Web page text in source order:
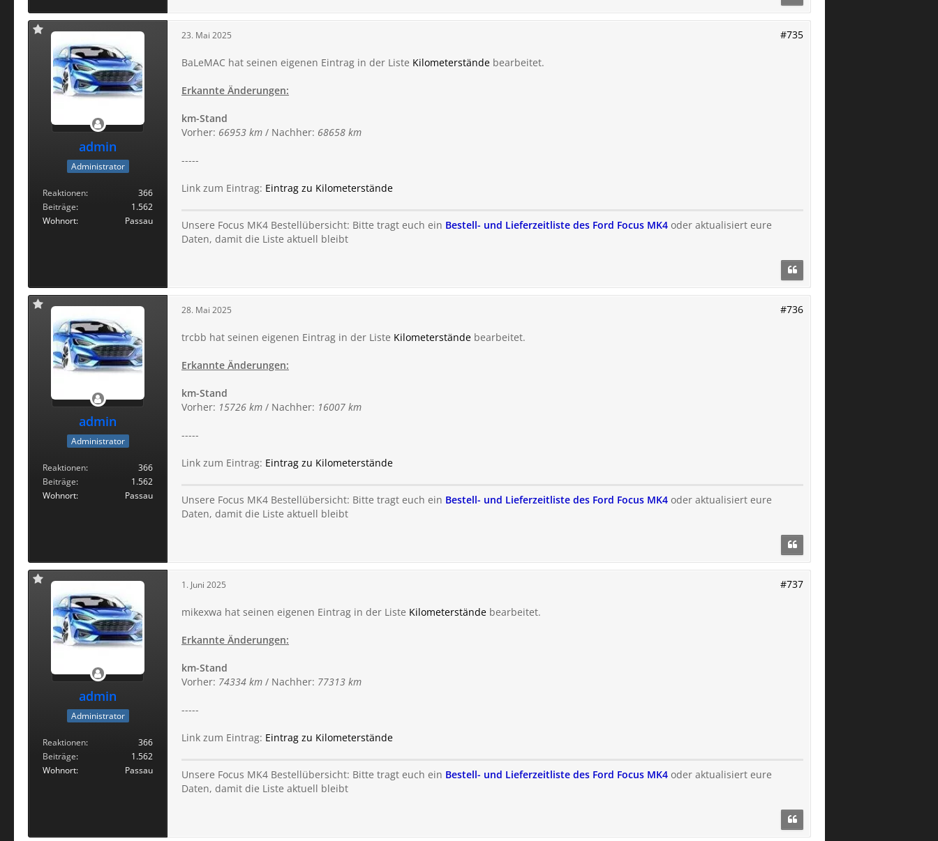
admin
Administrator
Reaktionen
366
Beiträge
1.562
Wohnort
Passau
23. Mai 2025 #735
BaLeMAC hat seinen eigenen Eintrag in der Liste Kilometerstände bearbeitet.
Erkannte Änderungen:
km-Stand
Vorher: 66953 km / Nachher: 68658 km
-----
Link zum Eintrag: Eintrag zu Kilometerstände
Unsere Focus MK4 Bestellübersicht: Bitte tragt euch ein Bestell- und Lieferzeitliste des Ford Focus MK4 oder aktualisiert eure
Daten, damit die Liste aktuell bleibt
admin
Administrator
Reaktionen
366
Beiträge
1.562
Wohnort
Passau
28. Mai 2025 #736
trcbb hat seinen eigenen Eintrag in der Liste Kilometerstände bearbeitet.
Erkannte Änderungen:
km-Stand
Vorher: 15726 km / Nachher: 16007 km
-----
Link zum Eintrag: Eintrag zu Kilometerstände
Unsere Focus MK4 Bestellübersicht: Bitte tragt euch ein Bestell- und Lieferzeitliste des Ford Focus MK4 oder aktualisiert eure
Daten, damit die Liste aktuell bleibt
admin
Administrator
Reaktionen
366
Beiträge
1.562
Wohnort
Passau
1. Juni 2025 #737
mikexwa hat seinen eigenen Eintrag in der Liste Kilometerstände bearbeitet.
Erkannte Änderungen:
km-Stand
Vorher: 74334 km / Nachher: 77313 km
-----
Link zum Eintrag: Eintrag zu Kilometerstände
Unsere Focus MK4 Bestellübersicht: Bitte tragt euch ein Bestell- und Lieferzeitliste des Ford Focus MK4 oder aktualisiert eure
Daten, damit die Liste aktuell bleibt